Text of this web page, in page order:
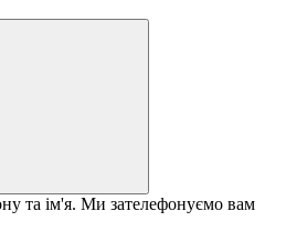
та ім'я. Ми зателефонуємо вам